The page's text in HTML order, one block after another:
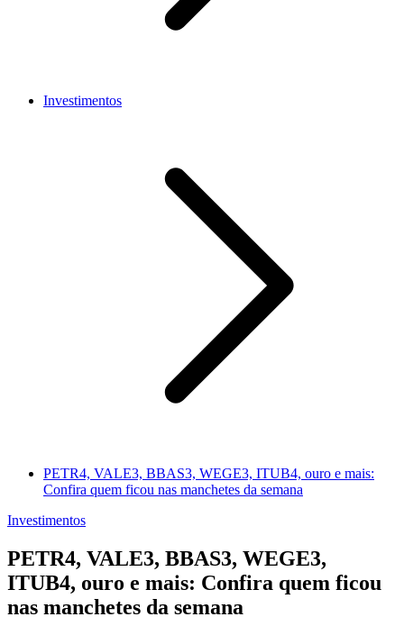
Investimentos
PETR4, VALE3, BBAS3, WEGE3, ITUB4, ouro e mais:
Confira quem ficou nas manchetes da semana
Investimentos
PETR4, VALE3, BBAS3, WEGE3,
ITUB4, ouro e mais: Confira quem ficou
nas manchetes da semana